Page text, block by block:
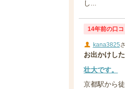
し...
14年前の口コ
kana3825
お出かけし
壮大です。
京都駅から